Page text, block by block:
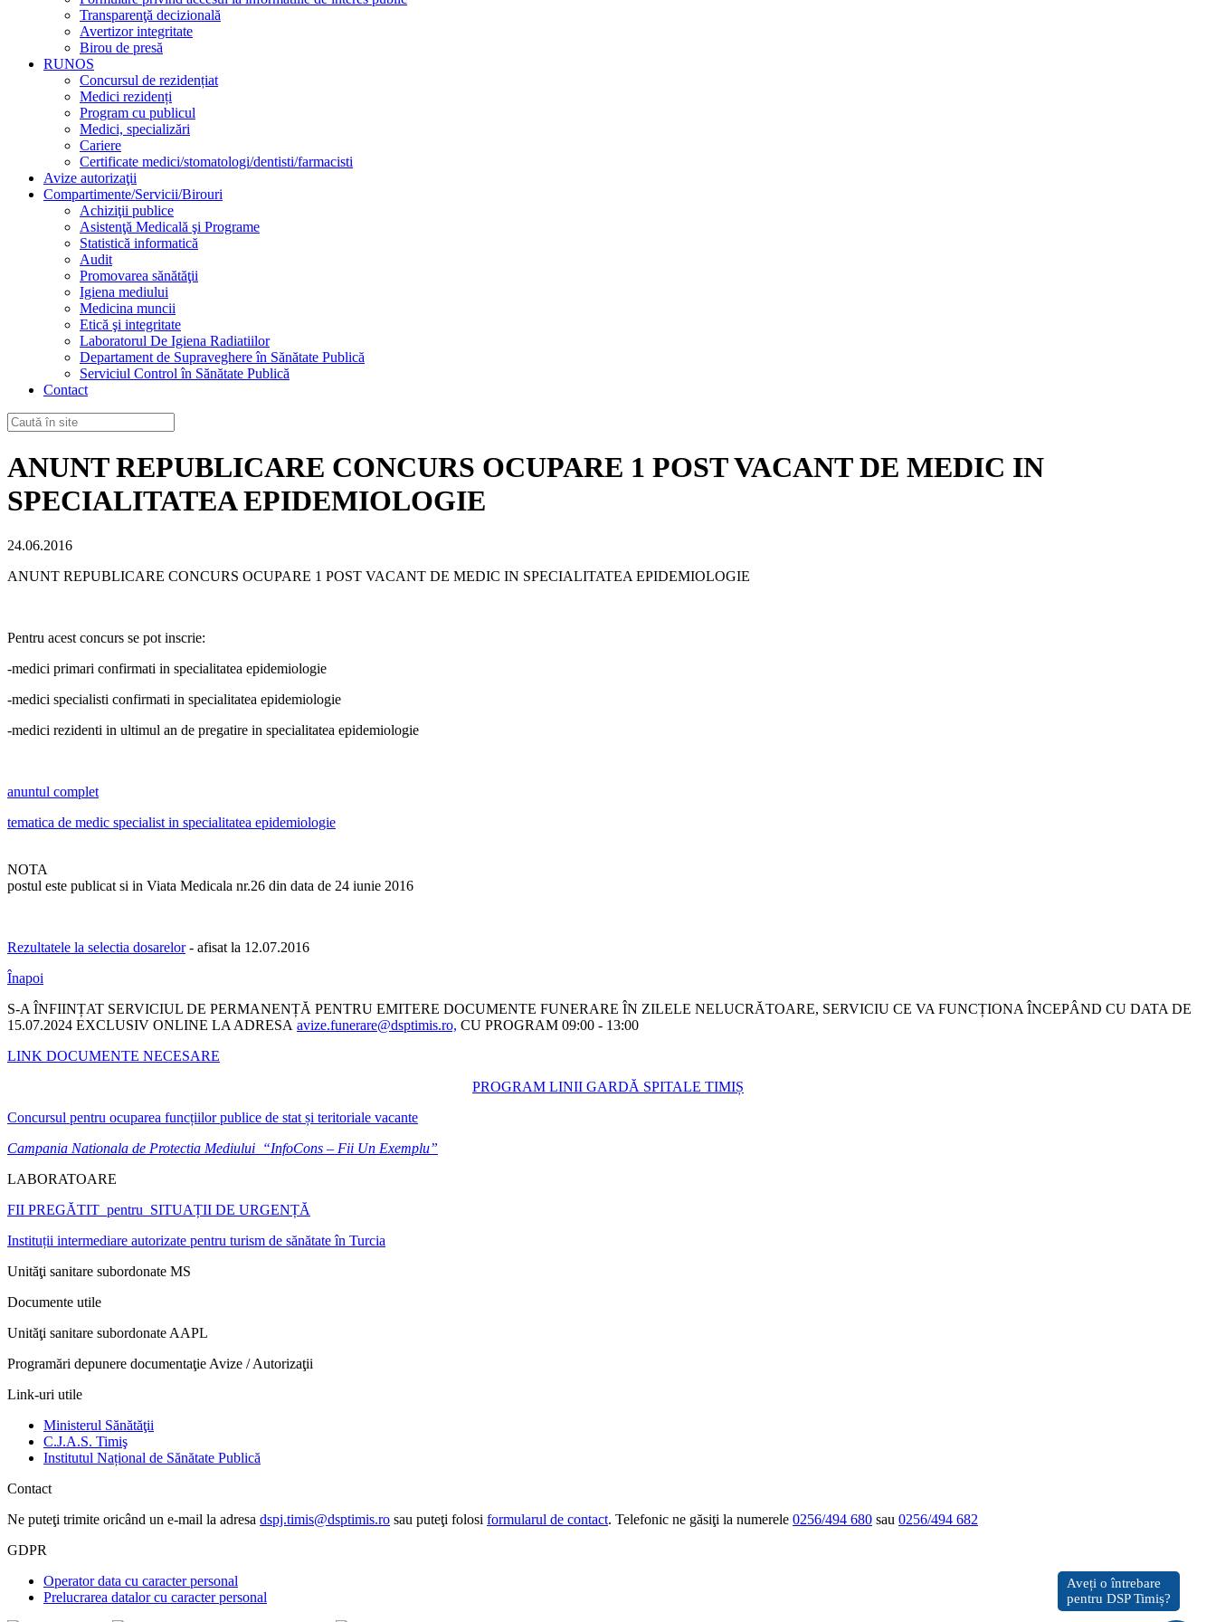
Transparenţă decizională
Avertizor integritate
Birou de presă
RUNOS
Concursul de rezidențiat
Medici rezidenți
Program cu publicul
Medici, specializări
Cariere
Certificate medici/stomatologi/dentisti/farmacisti
Avize autorizaţii
Compartimente/Servicii/Birouri
Achiziţii publice
Asistenţă Medicală şi Programe
Statistică informatică
Audit
Promovarea sănătăţii
Igiena mediului
Medicina muncii
Etică şi integritate
Laboratorul De Igiena Radiatiilor
Departament de Supraveghere în Sănătate Publică
Serviciul Control în Sănătate Publică
Contact
ANUNT REPUBLICARE CONCURS OCUPARE 1 POST VACANT DE MEDIC IN
SPECIALITATEA EPIDEMIOLOGIE
24.06.2016
ANUNT REPUBLICARE CONCURS OCUPARE 1 POST VACANT DE MEDIC IN SPECIALITATEA EPIDEMIOLOGIE
Pentru acest concurs se pot inscrie:
-medici primari confirmati in specialitatea epidemiologie
-medici specialisti confirmati in specialitatea epidemiologie
-medici rezidenti in ultimul an de pregatire in specialitatea epidemiologie
anuntul complet
tematica de medic specialist in specialitatea epidemiologie
NOTA
postul este publicat si in Viata Medicala nr.26 din data de 24 iunie 2016
Rezultatele la selectia dosarelor- afisat la 12.07.2016
Înapoi
S-A ÎNFIINȚAT SERVICIUL DE PERMANENȚĂ PENTRU EMITERE DOCUMENTE FUNERARE ÎN ZILELE NELUCRĂTOARE, SERVICIU CE VA FUNCȚIONA ÎNCEPÂND CU DATA DE
15.07.2024 EXCLUSIV ONLINE LA ADRESA avize.funerare@dsptimis.ro, CU PROGRAM 09:00 - 13:00
LINK DOCUMENTE NECESARE
PROGRAM LINII GARDĂ SPITALE TIMIȘ
Concursul pentru ocuparea funcțiilor publice de stat și teritoriale vacante
Campania Nationala de Protectia Mediului “InfoCons – Fii Un Exemplu”
LABORATOARE
FII PREGĂTIT pentru SITUAȚII DE URGENȚĂ
Instituții intermediare autorizate pentru turism de sănătate în Turcia
Unităţi sanitare subordonate MS
Documente utile
Unităţi sanitare subordonate AAPL
Programări depunere documentaţie Avize / Autorizaţii
Link-uri utile
Ministerul Sănătăţii
C.J.A.S. Timiş
Institutul Național de Sănătate Publică
Contact
Ne puteţi trimite oricând un e-mail la adresa dspj.timis@dsptimis.ro sau puteţi folosi formularul de contact. Telefonic ne găsiţi la numerele 0256/494 680 sau 0256/494 682
GDPR
Operator data cu caracter personal
Prelucrarea datalor cu caracter personal